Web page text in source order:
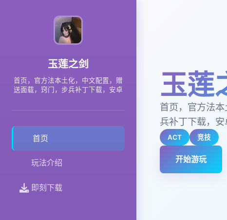
玉莲之剑
首页，官方法本土化，中文配置，赠
送面载，窍门，步兵补丁下载，安卓
首页
玩法介绍
即刻下载
玉莲
首页，官方法
兵补丁下载，安
ACT 竞技
开始游玩